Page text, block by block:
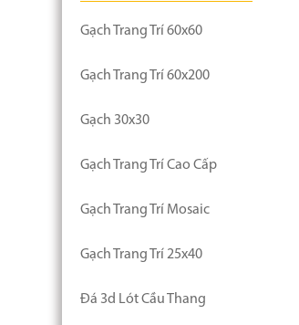
Gạch Trang Trí 60x60
Gạch Trang Trí 60x200
Gạch 30x30
Gạch Trang Trí Cao Cấp
Gạch Trang Trí Mosaic
Gạch Trang Trí 25x40
Đá 3d Lót Cầu Thang